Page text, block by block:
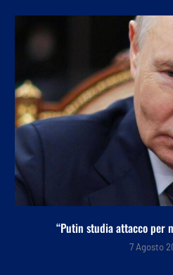
“Putin studia attacco per
7 Agosto